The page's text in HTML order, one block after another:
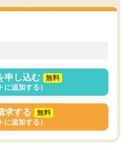
申し込む
無料
に追加する）
求する
無料
に追加する）